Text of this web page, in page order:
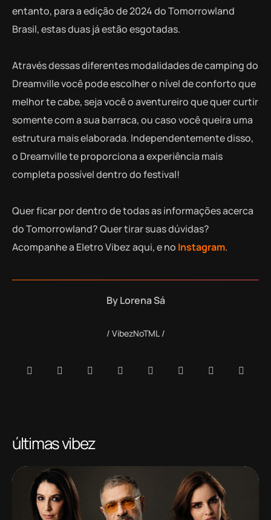
entanto, para a edição de 2024 do Tomorrowland
Brasil, estas duas já estão esgotadas.
Através dessas diferentes modalidades de camping do
Dreamville você pode escolher o nível de conforto que
melhor te cabe, seja você o aventureiro que quer curtir
somente com a sua barraca, ou caso você queira uma
estrutura mais elaborada. Independentemente disso,
o Dreamville te proporciona a experiência mais
completa possível dentro do festival!
Quer ficar por dentro de todas as informações acerca
do Tomorrowland? Quer tirar suas dúvidas?
Acompanhe a Eletro Vibez aqui, e no Instagram.
ByLorena Sá
VibezNoTML
últimas vibez